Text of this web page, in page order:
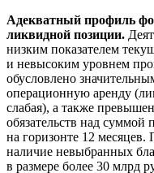
Адекватный профиль
ликвидной позиции.
низким показателем
и невысоким уровнем
обусловлено
операционную аренду
слабая), а также
обязательств над суммой
на горизонте 12
наличие невыбранных
в размере более 30 млрд